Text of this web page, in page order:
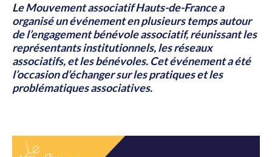
Le Mouvement associatif Hauts-de-France a
organisé un événement en plusieurs temps autour
de l’engagement bénévole associatif, réunissant les
représentants institutionnels, les réseaux
associatifs, et les bénévoles. Cet événement a été
l’occasion d’échanger sur les pratiques et les
problématiques associatives.